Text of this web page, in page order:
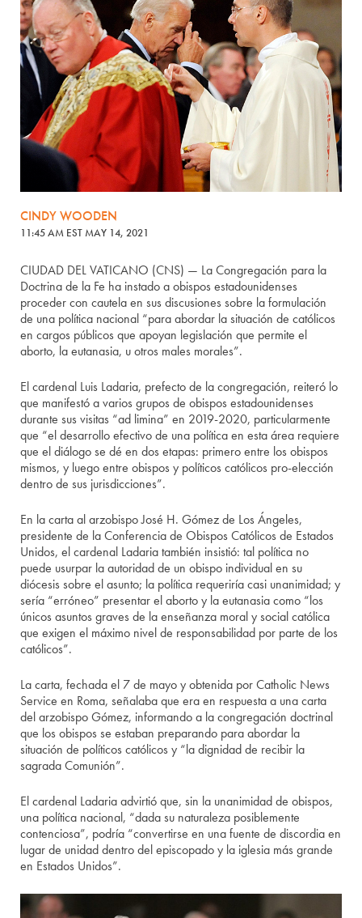
CINDY WOODEN
11:45 AM EST MAY 14, 2021
CIUDAD DEL VATICANO (CNS) — La Congregación para la
Doctrina de la Fe ha instado a obispos estadounidenses
proceder con cautela en sus discusiones sobre la formulación
de una política nacional “para abordar la situación de católicos
en cargos públicos que apoyan legislación que permite el
aborto, la eutanasia, u otros males morales”.
El cardenal Luis Ladaria, prefecto de la congregación, reiteró lo
que manifestó a varios grupos de obispos estadounidenses
durante sus visitas “ad limina” en 2019-2020, particularmente
que “el desarrollo efectivo de una política en esta área requiere
que el diálogo se dé en dos etapas: primero entre los obispos
mismos, y luego entre obispos y políticos católicos pro-elección
dentro de sus jurisdicciones”.
En la carta al arzobispo José H. Gómez de Los Ángeles,
presidente de la Conferencia de Obispos Católicos de Estados
Unidos, el cardenal Ladaria también insistió: tal política no
puede usurpar la autoridad de un obispo individual en su
diócesis sobre el asunto; la política requeriría casi unanimidad; y
sería “erróneo” presentar el aborto y la eutanasia como “los
únicos asuntos graves de la enseñanza moral y social católica
que exigen el máximo nivel de responsabilidad por parte de los
católicos”.
La carta, fechada el 7 de mayo y obtenida por Catholic News
Service en Roma, señalaba que era en respuesta a una carta
del arzobispo Gómez, informando a la congregación doctrinal
que los obispos se estaban preparando para abordar la
situación de políticos católicos y “la dignidad de recibir la
sagrada Comunión”.
El cardenal Ladaria advirtió que, sin la unanimidad de obispos,
una política nacional, “dada su naturaleza posiblemente
contenciosa”, podría “convertirse en una fuente de discordia en
lugar de unidad dentro del episcopado y la iglesia más grande
en Estados Unidos”.